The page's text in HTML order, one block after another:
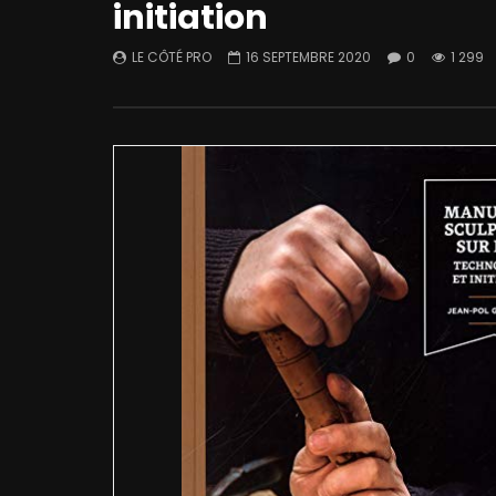
initiation
LE CÔTÉ PRO 16 SEPTEMBRE 2020 0 1 299